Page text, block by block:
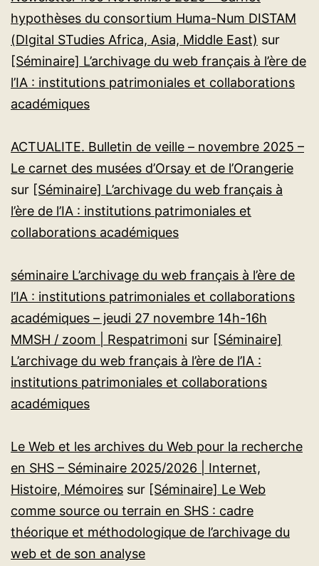
hypothèses du consortium Huma-Num DISTAM
(DIgital STudies Africa, Asia, Middle East) sur
[Séminaire] L’archivage du web français à l’ère de
l’IA : institutions patrimoniales et collaborations
académiques
ACTUALITE. Bulletin de veille – novembre 2025 –
Le carnet des musées d’Orsay et de l’Orangerie
sur [Séminaire] L’archivage du web français à
l’ère de l’IA : institutions patrimoniales et
collaborations académiques
séminaire L’archivage du web français à l’ère de
l’IA : institutions patrimoniales et collaborations
académiques – jeudi 27 novembre 14h-16h
MMSH / zoom | Respatrimoni sur [Séminaire]
L’archivage du web français à l’ère de l’IA :
institutions patrimoniales et collaborations
académiques
Le Web et les archives du Web pour la recherche
en SHS – Séminaire 2025/2026 | Internet,
Histoire, Mémoires sur [Séminaire] Le Web
comme source ou terrain en SHS : cadre
théorique et méthodologique de l’archivage du
web et de son analyse